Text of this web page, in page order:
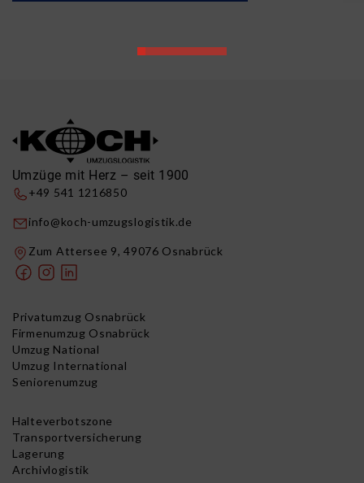
Umzüge mit Herz – seit 1900
+49 541 1216850
info@koch-umzugslogistik.de
Zum Attersee 9, 49076 Osnabrück
Privatumzug Osnabrück
Firmenumzug Osnabrück
Umzug National
Umzug International
Seniorenumzug
Halteverbotszone
Transportversicherung
Lagerung
Archivlogistik